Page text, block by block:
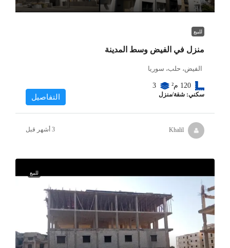
للبيع
منزل في الفيض وسط المدينة
الفيض، حلب، سوريا
120 م² 3
سكني: شقة/منزل التفاصيل
Khalil
للبيع